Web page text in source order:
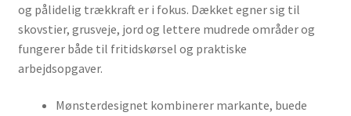
og pålidelig trækkraft er i fokus. Dækket egner sig til
skovstier, grusveje, jord og lettere mudrede områder og
fungerer både til fritidskørsel og praktiske
arbejdsopgaver.
Mønsterdesignet kombinerer markante, buede